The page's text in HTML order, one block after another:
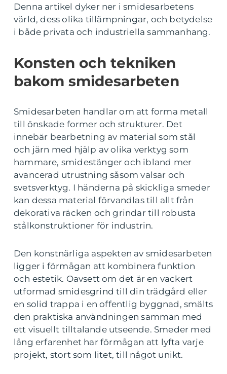
Denna artikel dyker ner i smidesarbetens
värld, dess olika tillämpningar, och betydelse
i både privata och industriella sammanhang.
Konsten och tekniken
bakom smidesarbeten
Smidesarbeten handlar om att forma metall
till önskade former och strukturer. Det
innebär bearbetning av material som stål
och järn med hjälp av olika verktyg som
hammare, smidestänger och ibland mer
avancerad utrustning såsom valsar och
svetsverktyg. I händerna på skickliga smeder
kan dessa material förvandlas till allt från
dekorativa räcken och grindar till robusta
stålkonstruktioner för industrin.
Den konstnärliga aspekten av smidesarbeten
ligger i förmågan att kombinera funktion
och estetik. Oavsett om det är en vackert
utformad smidesgrind till din trädgård eller
en solid trappa i en offentlig byggnad, smälts
den praktiska användningen samman med
ett visuellt tilltalande utseende. Smeder med
lång erfarenhet har förmågan att lyfta varje
projekt, stort som litet, till något unikt.